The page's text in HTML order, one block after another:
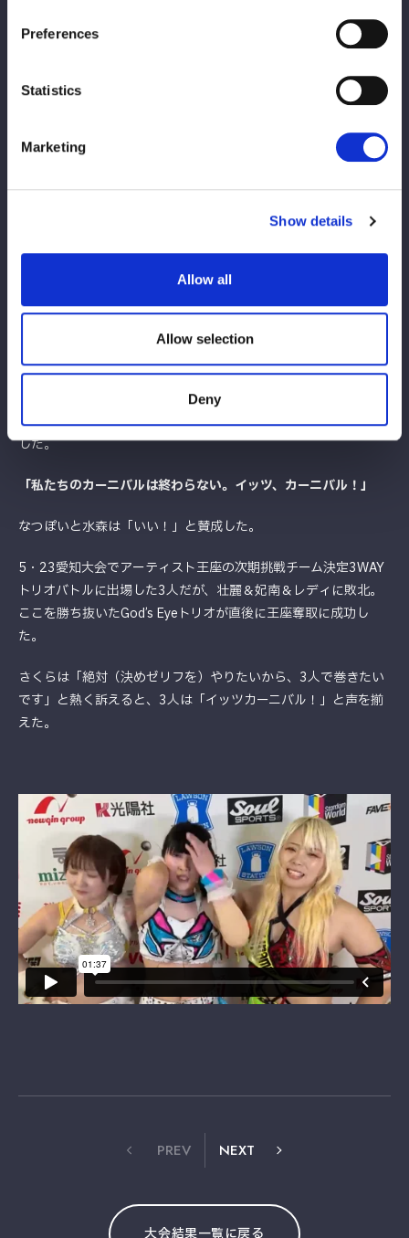
Preferences
Statistics
Marketing
Show details
Allow all
Allow selection
Deny
激しい場外戦から、なつぽいがH.A.T.E.に捕まり苦しいローンバ
トルを強いられた。それでも水森との連係でピンチを脱すると、
は上谷のスタークラッシャーにさくらが沈んだものの、改めてコ
試合後のバックステージではさくらが「ぽいさんのせっかくの
ゃないから。私も11周年迎えたし、さらに駆け上がっていける
ように頑張りたいと思っているよ」と言うと、水森も「この3人
でも私は狙ってますよ」と続いた。
先輩2人から後押しを受けたさくらは「どうしてもこの3人でア
ーティストベルト、あきらめきれないんです。もう勝った後の決
めゼリフも考えてきたんです！」と切り出し、さっそくお披露目
した。
「私たちのカーニバルは終わらない。イッツ、カーニバル！」
なつぽいと水森は「いい！」と賛成した。
5・23愛知大会でアーティスト王座の次期挑戦チーム決定3WAY
トリオバトルに出場した3人だが、壮麗＆妃南＆レディに敗北。
ここを勝ち抜いたGod’s Eyeトリオが直後に王座奪取に成功し
た。
さくらは「絶対（決めゼリフを）やりたいから、3人で巻きたい
です」と熱く訴えると、3人は「イッツカーニバル！」と声を揃
えた。
PREV NEXT
大会結果一覧に戻る